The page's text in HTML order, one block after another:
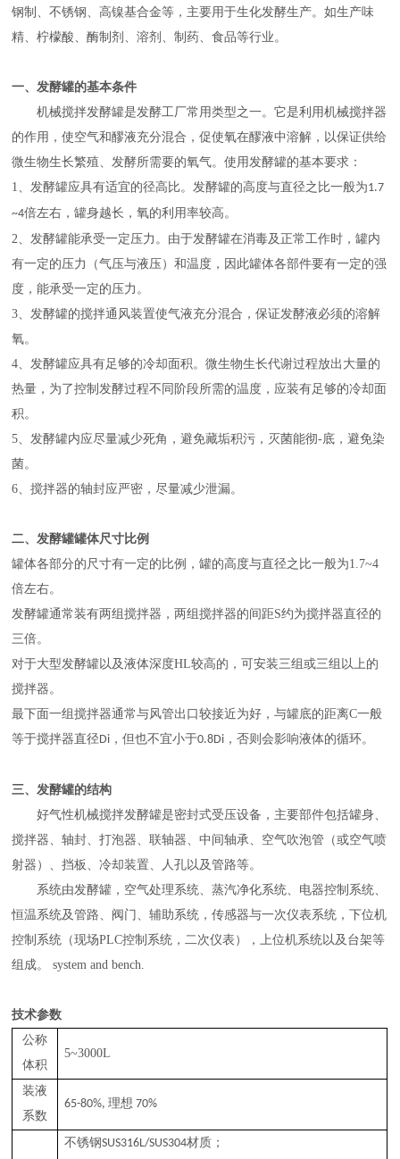
钢制、不锈钢、高镍基合金等，主要用于生化发酵生产。如生产味
精、柠檬酸、酶制剂、溶剂、制药、食品等行业。
一、发酵罐的基本条件
机械搅拌发酵罐是发酵工厂常用类型之一。它是利用机械搅拌器
的作用，使空气和醪液充分混合，促使氧在醪液中溶解，以保证供给
微生物生长繁殖、发酵所需要的氧气。使用发酵罐的基本要求：
1、发酵罐应具有适宜的径高比。发酵罐的高度与直径之比一般为1.7
~4倍左右，罐身越长，氧的利用率较高。
2、发酵罐能承受一定压力。由于发酵罐在消毒及正常工作时，罐内
有一定的压力（气压与液压）和温度，因此罐体各部件要有一定的强
度，能承受一定的压力。
3、发酵罐的搅拌通风装置使气液充分混合，保证发酵液必须的溶解
氧。
4、发酵罐应具有足够的冷却面积。微生物生长代谢过程放出大量的
热量，为了控制发酵过程不同阶段所需的温度，应装有足够的冷却面
积。
5、发酵罐内应尽量减少死角，避免藏垢积污，灭菌能彻-底，避免染
菌。
6、搅拌器的轴封应严密，尽量减少泄漏。
二、发酵罐罐体尺寸比例
罐体各部分的尺寸有一定的比例，罐的高度与直径之比一般为1.7~4
倍左右。
发酵罐通常装有两组搅拌器，两组搅拌器的间距S约为搅拌器直径的
三倍。
对于大型发酵罐以及液体深度HL较高的，可安装三组或三组以上的
搅拌器。
最下面一组搅拌器通常与风管出口较接近为好，与罐底的距离C一般
等于搅拌器直径Di ，但也不宜小于0.8Di ，否则会影响液体的循环。
三、发酵罐的结构
好气性机械搅拌发酵罐是密封式受压设备，主要部件包括罐身、
搅拌器、轴封、打泡器、联轴器、中间轴承、空气吹泡管（或空气喷
射器）、挡板、冷却装置、人孔以及管路等。
系统由发酵罐，空气处理系统、蒸汽净化系统、电器控制系统、
恒温系统及管路、阀门、辅助系统，传感器与一次仪表系统，下位机
控制系统（现场PLC控制系统，二次仪表），上位机系统以及台架等
组成。
system and bench.
技术参数
公称
体积
5~3000L
装液
系数
65-80%,理想 70%
不锈钢SUS316L/SUS304材质；